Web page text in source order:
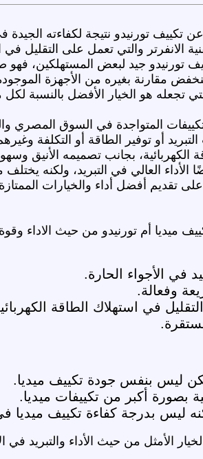
تكييف تورنيدو نتيجة لكفاءته الجيدة
الانفرتر والتي تعمل على التقليل
تورنيدو جيد لبعض المستهلكين،
مقارنة بغيره من الأجهزة
تجعله هو الخيار الأفضل بالنسبة
المتواجدة في السوق المصري
أو توفير الطاقة أو التكلفة
الكهربائية، بجانب تصميمه الأنيق
الأداء العالي في التبريد، ولكنه
تقديم أفضل أداء والخيارات
أم تورنيدو من حيث الاداء وقوة
في الأجواء الحارة.
وفعالة.
في استهلاك الطاقة
ولكن ليس بنفس جودة تكييف ميديا.
بصورة أكبر من تكييفات ميديا.
ليس بدرجة كفاءة تكييف ميديا
الأمثل من حيث الأداء والتبريد في